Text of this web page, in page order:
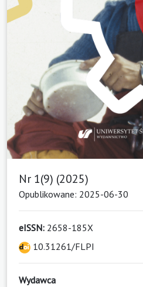
Nr 1(9) (2025)
Opublikowane: 2025-06-30
eISSN: 2658-185X
10.31261/FLPI
Wydawca